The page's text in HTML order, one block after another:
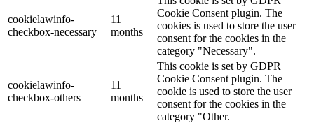
cookielawinfo-
checkbox-necessary
11
months
Cookie Consent plugin. The
cookies is used to store the user
consent for the cookies in the
category "Necessary".
cookielawinfo-
checkbox-others
11
months
This cookie is set by GDPR
Cookie Consent plugin. The
cookie is used to store the user
consent for the cookies in the
category "Other.